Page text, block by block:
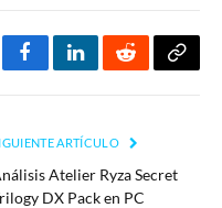
FacebookLinkedInReddit
ARTÍCULO
Atelier Ryza Secret
DX Pack en PC